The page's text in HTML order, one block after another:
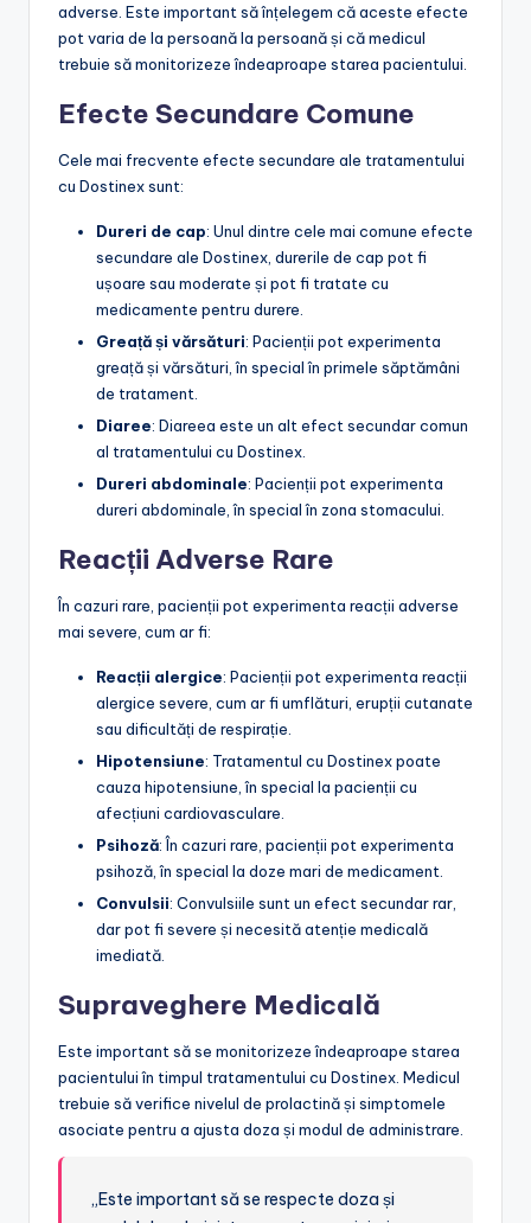
adverse. Este important să înțelegem că aceste efecte
pot varia de la persoană la persoană și că medicul
trebuie să monitorizeze îndeaproape starea pacientului.
Efecte Secundare Comune
Cele mai frecvente efecte secundare ale tratamentului
cu Dostinex sunt:
Dureri de cap: Unul dintre cele mai comune efecte
secundare ale Dostinex, durerile de cap pot fi
ușoare sau moderate și pot fi tratate cu
medicamente pentru durere.
Greață și vărsături: Pacienții pot experimenta
greață și vărsături, în special în primele săptămâni
de tratament.
Diaree: Diareea este un alt efect secundar comun
al tratamentului cu Dostinex.
Dureri abdominale: Pacienții pot experimenta
dureri abdominale, în special în zona stomacului.
Reacții Adverse Rare
În cazuri rare, pacienții pot experimenta reacții adverse
mai severe, cum ar fi:
Reacții alergice: Pacienții pot experimenta reacții
alergice severe, cum ar fi umflături, erupții cutanate
sau dificultăți de respirație.
Hipotensiune: Tratamentul cu Dostinex poate
cauza hipotensiune, în special la pacienții cu
afecțiuni cardiovasculare.
Psihoză: În cazuri rare, pacienții pot experimenta
psihoză, în special la doze mari de medicament.
Convulsii: Convulsiile sunt un efect secundar rar,
dar pot fi severe și necesită atenție medicală
imediată.
Supraveghere Medicală
Este important să se monitorizeze îndeaproape starea
pacientului în timpul tratamentului cu Dostinex. Medicul
trebuie să verifice nivelul de prolactină și simptomele
asociate pentru a ajusta doza și modul de administrare.
„Este important să se respecte doza și